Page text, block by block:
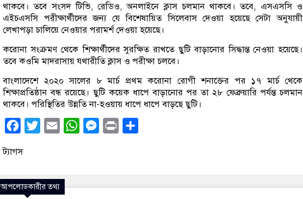
থাকবে। তবে সংসদ টিভি, রেডিও, অনলাইনে ক্লাস চলমান থাকবে। তবে, এসএসসি ও
এইচএসসি পরীক্ষার্থীদের জন্য যে বিশেষায়িত সিলেবাস দেওয়া হয়েছে সেটা অনুযায়ী
লেখাপড়া চালিয়ে নেওয়ার পরামর্শ দেওয়া হয়েছে।
করোনা সংক্রমণ থেকে শিক্ষার্থীদের সুরক্ষিত রাখতে ছুটি বাড়ানোর সিদ্ধান্ত নেওয়া হয়েছে।
তবে কওমি মাদরাসায় যথারীতি ক্লাস ও পরীক্ষা চলবে।
বাংলাদেশে ২০২০ সালের ৮ মার্চ প্রথম করোনা রোগী শনাক্তের পর ১৭ মার্চ থেকে
শিক্ষাপ্রতিষ্ঠান বন্ধ রয়েছে। ছুটি কয়েক ধাপে বাড়ানোর পর তা ২৮ ফেব্রুয়ারি পর্যন্ত চলমান
থাকবে। পরিস্থিতির উন্নতি না-হওয়ায় ধাপে ধাপে বাড়ছে ছুটি।
Facebook
Twitter
EmailWhatsApp
Messenger
Print
ট্যাগস
আপলোডকারীর তথ্য